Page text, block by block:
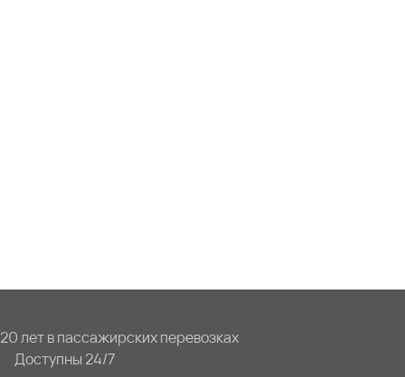
20 лет в пассажирских перевозках
Доступны 24/7